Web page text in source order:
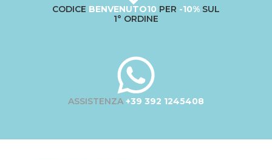
CODICE BENVENUTO10 PER -10% SUL
1° ORDINE
ASSISTENZA +39 392 1245408